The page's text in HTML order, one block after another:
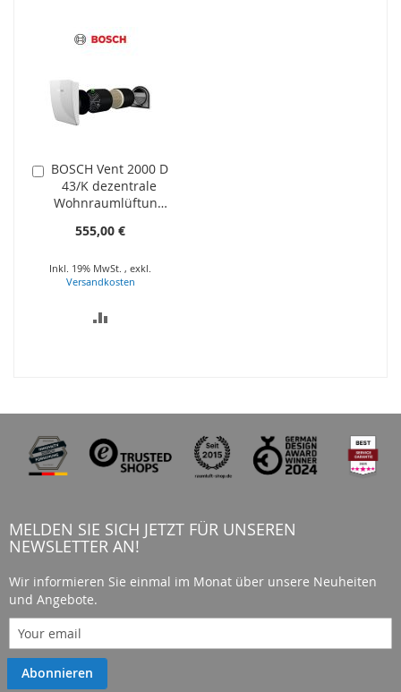
BOSCH Vent 2000 D
43/K dezentrale
Wohnraumlüftung
Wärmerückgewinn
Komplett-Set ohne
Steuerung
555,00 €
Inkl. 19% MwSt. , exkl.
Versandkosten
In
den
Warenkorb
MELDEN SIE SICH JETZT FÜR UNSEREN
NEWSLETTER AN!
Wir informieren Sie einmal im Monat über unsere Neuheiten
und Angebote.
Abonnieren